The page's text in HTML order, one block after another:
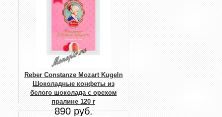
Reber Constanze Mozart Kugeln
Шоколадные конфеты из
белого шоколада с орехом
пралине 120 г
890 руб.